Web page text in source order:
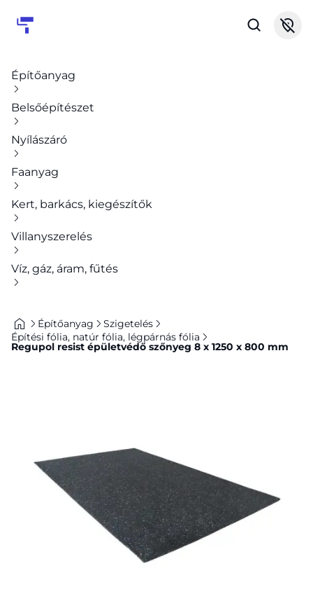
Építőanyag
Belsőépítészet
Nyílászáró
Faanyag
Kert, barkács, kiegészítők
Villanyszerelés
Víz, gáz, áram, fűtés
Építőanyag
Szigetelés
Építési fólia, natúr fólia, légpárnás fólia
Regupol resist épületvédő szőnyeg 8 x 1250 x 800 mm